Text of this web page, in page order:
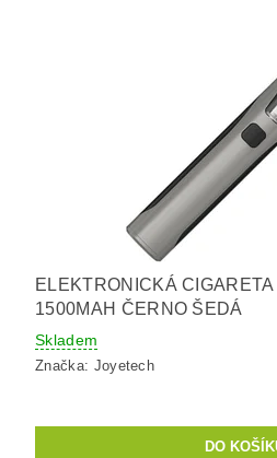
ELEKTRONICKÁ
1500MAH ČERNO ŠEDÁ
Skladem
Značka: Joyetech